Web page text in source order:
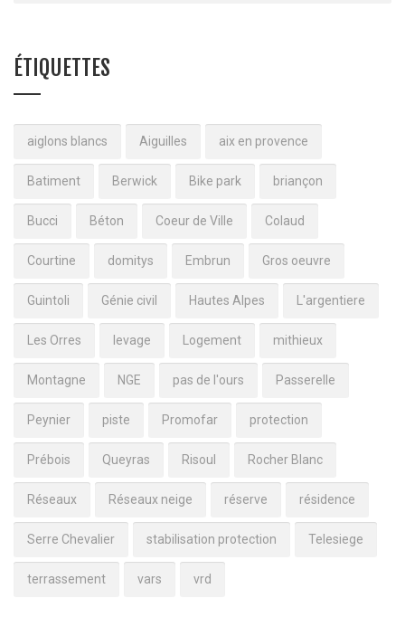
ÉTIQUETTES
aiglons blancs Aiguilles aix en provence
Batiment Berwick Bike park briançon
Bucci Béton Coeur de Ville Colaud
Courtine domitys Embrun Gros oeuvre
Guintoli Génie civil Hautes Alpes L'argentiere
Les Orres levage Logement mithieux
Montagne NGE pas de l'ours Passerelle
Peynier piste Promofar protection
Prébois Queyras Risoul Rocher Blanc
Réseaux Réseaux neige réserve résidence
Serre Chevalier stabilisation protection Telesiege
terrassement vars vrd